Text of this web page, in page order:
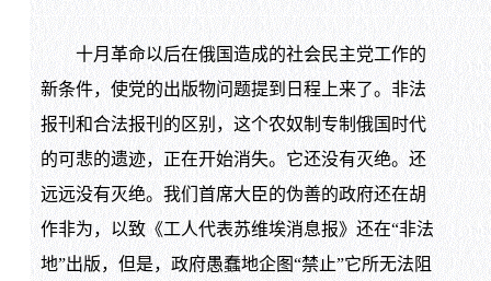
十月革命以后在俄国造成的社会民主党工作的
新条件，使党的出版物问题提到日程上来了。非法
报刊和合法报刊的区别，这个农奴制专制俄国时代
的可悲的遗迹，正在开始消失。它还没有灭绝。还
远远没有灭绝。我们首席大臣的伪善的政府还在胡
作非为，以致《工人代表苏维埃消息报》还在“非法
地”出版，但是，政府愚蠢地企图“禁止”它所无法阻